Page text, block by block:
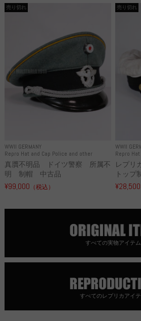
WWII GERMANY
Repro Hat and Cap Police and other
売り切れ
真贋不明品 ドイツ警察 所属不
明 制帽 中古品
¥99,000 （税込）
WWII
Repro
売り切れ
レプ
トッ
¥28,500
すべての実物アイテム
すべてのレプリカアイ